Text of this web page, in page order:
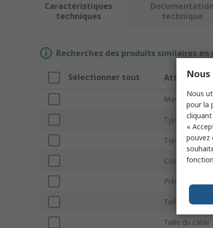
Caractéristiques
techniques
Documentation
technique
Recherchez des produits similaires
Sélectionner tout Attribut
Marque
Type de
Type
Courant AC
Précision
Taille du
Taille du câble
Nous
pour la
«
pouvez